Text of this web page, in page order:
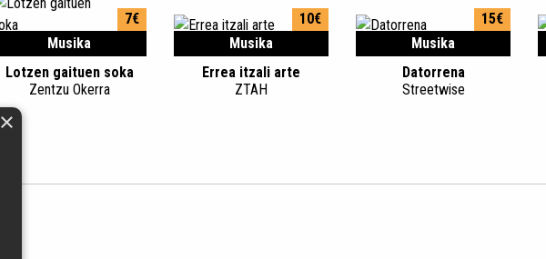
Musika
7€
Lotzen gaituen soka
Zentzu Okerra
Musika
10€
Errea itzali arte
ZTAH
Musika
15€
Datorrena
Streetwise
×